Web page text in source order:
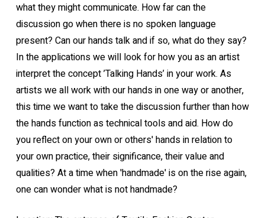
what they might communicate. How far can the
discussion go when there is no spoken language
present? Can our hands talk and if so, what do they say?
In the applications we will look for how you as an artist
interpret the concept ’Talking Hands’ in your work. As
artists we all work with our hands in one way or another,
this time we want to take the discussion further than how
the hands function as technical tools and aid. How do
you reflect on your own or others' hands in relation to
your own practice, their significance, their value and
qualities? At a time when 'handmade' is on the rise again,
one can wonder what is not handmade?